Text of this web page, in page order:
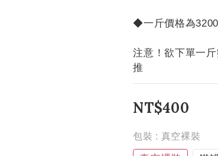
◆一斤價格為
注意！欲下單一
推
NT$400
包裝 : 真空裸裝